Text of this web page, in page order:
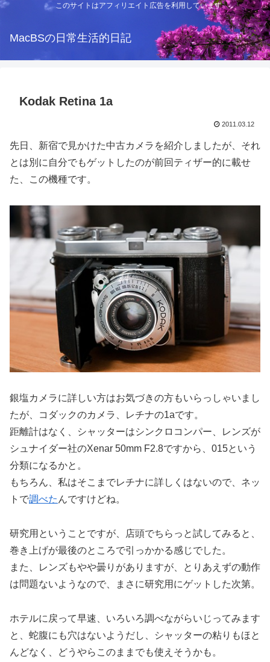
このサイトはアフィリエイト広告を利用しています
MacBSの日常生活的日記
Kodak Retina 1a
2011.03.12
先日、新宿で見かけた中古カメラを紹介しましたが、それ
とは別に自分でもゲットしたのが前回ティザー的に載せ
た、この機種です。
銀塩カメラに詳しい方はお気づきの方もいらっしゃいまし
たが、コダックのカメラ、レチナの1aです。
距離計はなく、シャッターはシンクロコンパー、レンズが
シュナイダー社のXenar 50mm F2.8ですから、015という
分類になるかと。
もちろん、私はそこまでレチナに詳しくはないので、ネッ
トで調べた んですけどね。
研究用ということですが、店頭でちらっと試してみると、
巻き上げが最後のところで引っかかる感じでした。
また、レンズもやや曇りがありますが、とりあえずの動作
は問題ないようなので、まさに研究用にゲットした次第。
ホテルに戻って早速、いろいろ調べながらいじってみます
と、蛇腹にも穴はないようだし、シャッターの粘りもほと
んどなく、どうやらこのままでも使えそうかも。